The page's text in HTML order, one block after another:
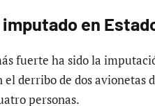
en
fuerte ha sido la
derribo de dos avionetas
personas.